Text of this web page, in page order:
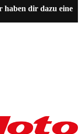
haben dir dazu eine